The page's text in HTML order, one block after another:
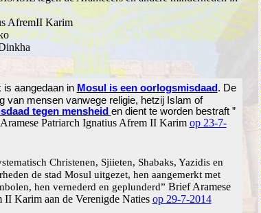
AfremII Karim
aangedaan in Mosul is een oorlogsmisdaad . De
van mensen vanwege religie, hetzij Islam of
tegen mensheid en dient te worden bestraft ”
Patriarch Ignatius Afrem II Karim op 23-7-
Christenen, Sjiieten, Shabaks, Yazidis en
de stad Mosul uitgezet, hen aangemerkt met
hen vernederd en geplunderd” Brief Aramese
II Karim aan de Verenigde Naties op 29-7-2014